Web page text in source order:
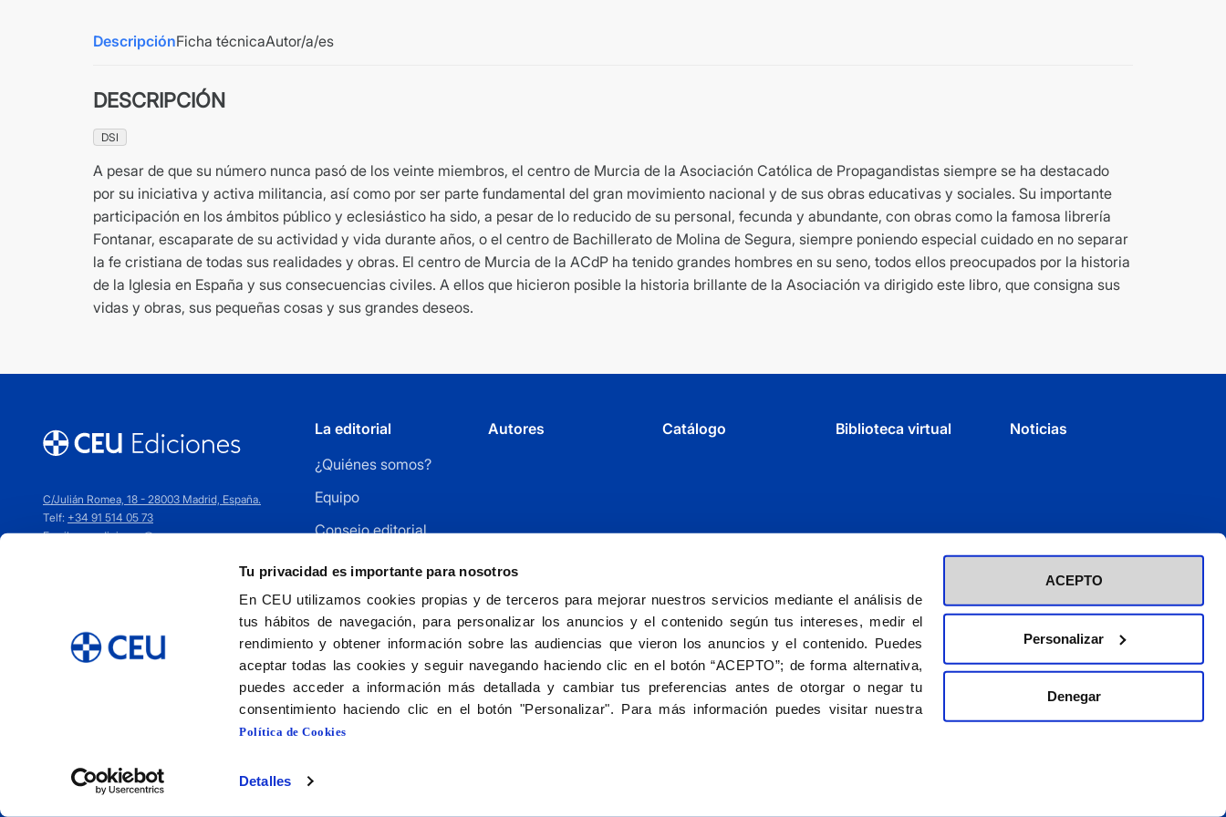
Tu privacidad es importante para nosotros
En CEU utilizamos cookies propias y de terceros para mejorar nuestros servicios mediante el análisis de
tus hábitos de navegación, para personalizar los anuncios y el contenido según tus intereses, medir el
rendimiento y obtener información sobre las audiencias que vieron los anuncios y el contenido. Puedes
aceptar todas las cookies y seguir navegando haciendo clic en el botón “ACEPTO”; de forma alternativa,
puedes acceder a información más detallada y cambiar tus preferencias antes de otorgar o negar tu
consentimiento haciendo clic en el botón "Personalizar". Para más información puedes visitar nuestra
Política de Cookies
Detalles
ACEPTO
Personalizar
Denegar
DescripciónFicha técnicaAutor/a/es
DESCRIPCIÓN
DSI
A pesar de que su número nunca pasó de los veinte miembros, el centro de Murcia de la Asociación Católica de Propagandistas siempre se ha destacado
por su iniciativa y activa militancia, así como por ser parte fundamental del gran movimiento nacional y de sus obras educativas y sociales. Su importante
participación en los ámbitos público y eclesiástico ha sido, a pesar de lo reducido de su personal, fecunda y abundante, con obras como la famosa librería
Fontanar, escaparate de su actividad y vida durante años, o el centro de Bachillerato de Molina de Segura, siempre poniendo especial cuidado en no separar
la fe cristiana de todas sus realidades y obras. El centro de Murcia de la ACdP ha tenido grandes hombres en su seno, todos ellos preocupados por la historia
de la Iglesia en España y sus consecuencias civiles. A ellos que hicieron posible la historia brillante de la Asociación va dirigido este libro, que consigna sus
vidas y obras, sus pequeñas cosas y sus grandes deseos.
C/Julián Romea, 18 - 28003 Madrid, España.
Telf: +34 91 514 05 73
Email:ceuediciones@ceu.es
La editorial
¿Quiénes somos?
Equipo
Consejo editorial
Cómo publicar
Distribuidores
Contacto
Autores Catálogo Biblioteca virtual Noticias
Fundación Universitaria San Pablo CEU - entidad inscrita en el Registro de Fundaciones con el nº 60 / CIF (G-28423275)
El CEU es una obra de la Asociación Católica de Propagandistas